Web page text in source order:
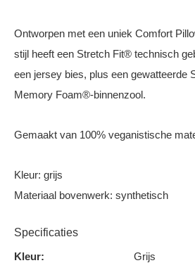
Ontworpen met een uniek Comfort
stijl heeft een Stretch Fit® technisch
een jersey bies, plus een gewatteerde
Memory Foam®-binnenzool.
Gemaakt van 100% veganistische
Kleur: grijs
Materiaal bovenwerk: synthetisch
Specificaties
Kleur:
Grijs